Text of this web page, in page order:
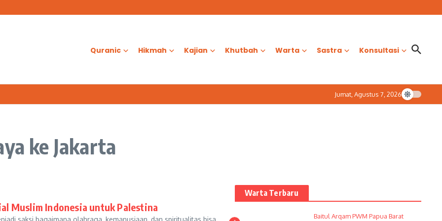
Quranic Hikmah Kajian Khutbah Warta Sastra Konsultasi
Jumat, Agustus 7, 2026
ke Jakarta
Muslim Indonesia untuk Palestina
saksi bagaimana olahraga, kemanusiaan, dan spiritualitas bisa
Warta Terbaru
Baitul Arqam PWM Papua Barat